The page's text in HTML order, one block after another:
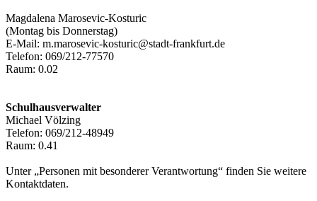
Magdalena Marosevic-Kosturic
(Montag bis Donnerstag)
E-Mail: m.marosevic-kosturic@stadt-frankfurt.de
Telefon: 069/212-77570
Raum: 0.02
Schulhausverwalter
Michael Völzing
Telefon: 069/212-48949
Raum: 0.41
Unter „Personen mit besonderer Verantwortung“ finden Sie weitere
Kontaktdaten.